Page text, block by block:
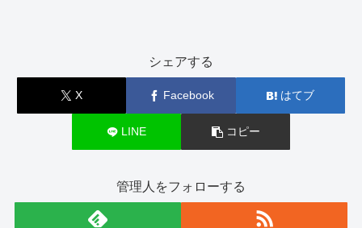
シェアする
X Facebook はてブ
LINE コピー
管理人をフォローする